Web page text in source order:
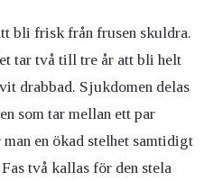
bli frisk från frusen skuldra.
tar två till tre år att bli helt
drabbad. Sjukdomen delas
som tar mellan ett par
en ökad stelhet samtidigt
två kallas för den stela